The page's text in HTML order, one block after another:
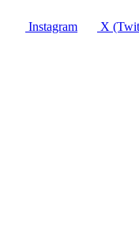
Instagram X